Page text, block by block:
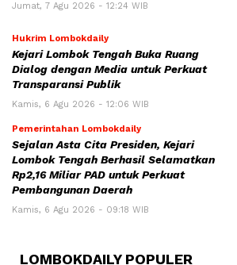
Jumat, 7 Agu 2026 - 12:24 WIB
Hukrim Lombokdaily
Kejari Lombok Tengah Buka Ruang
Dialog dengan Media untuk Perkuat
Transparansi Publik
Kamis, 6 Agu 2026 - 12:06 WIB
Pemerintahan Lombokdaily
Sejalan Asta Cita Presiden, Kejari
Lombok Tengah Berhasil Selamatkan
Rp2,16 Miliar PAD untuk Perkuat
Pembangunan Daerah
Kamis, 6 Agu 2026 - 09:18 WIB
LOMBOKDAILY POPULER